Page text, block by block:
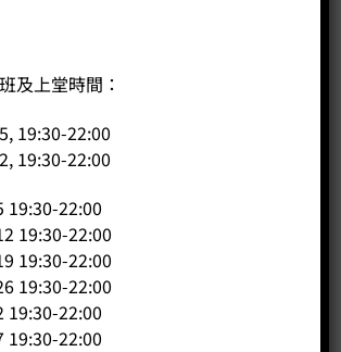
及上堂時間：
19:30-22:00
19:30-22:00
19:30-22:00
19:30-22:00
19:30-22:00
19:30-22:00
19:30-22:00
19:30-22:00